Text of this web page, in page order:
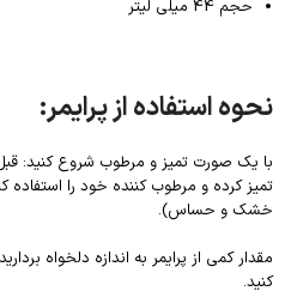
حجم 44 میلی لیتر
نحوه استفاده از پرایمر:
با یک صورت تمیز و مرطوب شروع کنید: قبل
تمیز کرده و مرطوب کننده خود را
خشک و حساس).
مقدار کمی از پرایمر به اندازه دلخواه
کنید.